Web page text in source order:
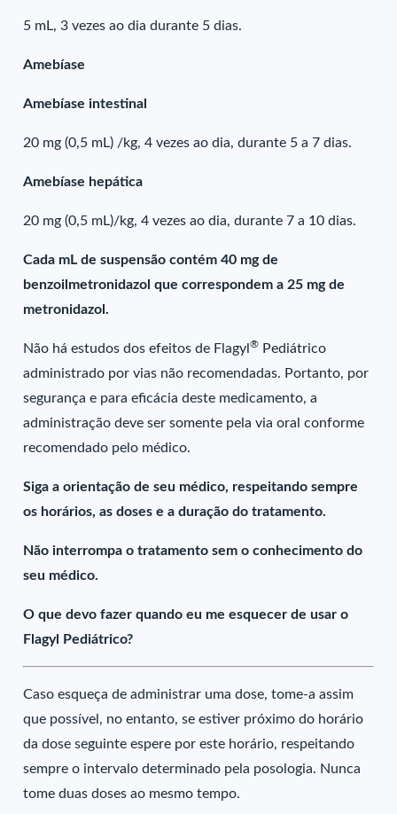
5 mL, 3 vezes ao dia durante 5 dias.
Amebíase
Amebíase intestinal
20 mg (0,5 mL) /kg, 4 vezes ao dia, durante 5 a 7 dias.
Amebíase hepática
20 mg (0,5 mL)/kg, 4 vezes ao dia, durante 7 a 10 dias.
Cada mL de suspensão contém 40 mg de
benzoilmetronidazol que correspondem a 25 mg de
metronidazol.
Não há estudos dos efeitos de Flagyl® Pediátrico
administrado por vias não recomendadas. Portanto, por
segurança e para eficácia deste medicamento, a
administração deve ser somente pela via oral conforme
recomendado pelo médico.
Siga a orientação de seu médico, respeitando sempre
os horários, as doses e a duração do tratamento.
Não interrompa o tratamento sem o conhecimento do
seu médico.
O que devo fazer quando eu me esquecer de usar o
Flagyl Pediátrico?
Caso esqueça de administrar uma dose, tome-a assim
que possível, no entanto, se estiver próximo do horário
da dose seguinte espere por este horário, respeitando
sempre o intervalo determinado pela posologia. Nunca
tome duas doses ao mesmo tempo.